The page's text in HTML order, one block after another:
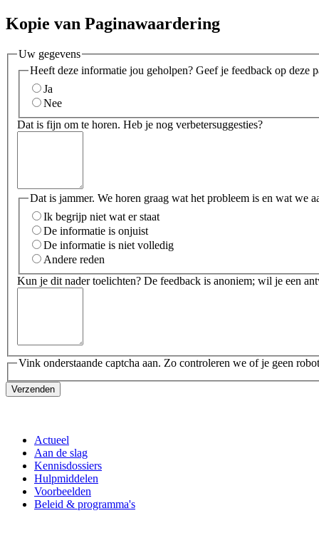
Kopie van Paginawaardering
Uw gegevens
Heeft deze informatie jou geholpen? Geef je feedback op deze
Ja
Nee
Dat is fijn om te horen. Heb je nog verbetersuggesties?
Dat is jammer. We horen graag wat het probleem is en wat we
Ik begrijp niet wat er staat
De informatie is onjuist
De informatie is niet volledig
Andere reden
Kun je dit nader toelichten? De feedback is anoniem; wil je een
Vink onderstaande captcha aan. Zo controleren we of je geen
Verzenden
Actueel
Aan de slag
Kennisdossiers
Hulpmiddelen
Voorbeelden
Beleid & programma's